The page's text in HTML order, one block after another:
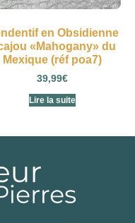
en Obsidienne
«Mahogany» du
Mexique (réf poa7)
39,99€
Lire la suite